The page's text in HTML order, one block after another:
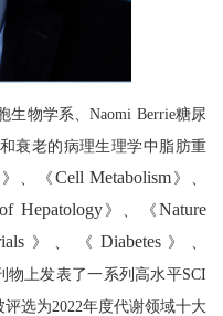
+
+
生物学系、Naomi Berrie糖尿
衰老的病理生理学中脂肪重
》、《 Cell Metabolism 》、
Hepatology》、《 Nature
》、《 Diabetes》、
物上发表了一系列高水平SCI
评选为2022年度代谢领域十大